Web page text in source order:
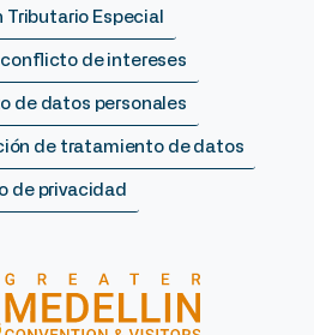
Tributario Especial
de intereses
de datos personales
de tratamiento de datos
de privacidad